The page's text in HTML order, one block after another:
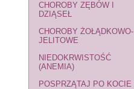
CHOROBY ZĘBÓW I
DZIĄSEŁ
CHOROBY ŻOŁĄDKOWO-
JELITOWE
NIEDOKRWISTOŚĆ
(ANEMIA)
POSPRZĄTAJ PO KOCIE